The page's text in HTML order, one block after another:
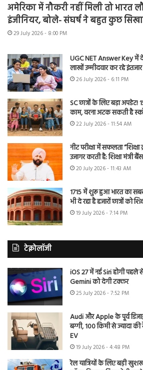
अमेरिका में नौकरी नहीं मिली तो भारत
इंजीनियर, बोले- संघर्ष ने बहुत कुछ
29 July 2026 - 8:00 PM
UGC NET Answer Key में
लाखों उम्मीदवार कर रहे इंतजार
26 July 2026 - 6:11 PM
SC छात्रों के लिए बड़ा
काम, वरना अटक सकती है
22 July 2026 - 11:54 AM
नीट परीक्षा में सफलता
उजागर करती है: शिक्षा मंत्री बैंस
20 July 2026 - 11:43 AM
1715 में शुरू हुआ भारत का
भी दे रहा है हजारों छात्रों को
19 July 2026 - 7:14 PM
टेक्नोलॉजी
iOS 27 में नई Siri होगी पहले
Gemini को देगी टक्कर
25 July 2026 - 7:52 PM
Audi और Apple के पूर्व
बग्गी, 100 किमी से ज्यादा
EV
19 July 2026 - 4:48 PM
रेल यात्रियों के लिए बड़ी